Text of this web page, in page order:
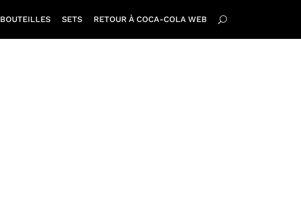
BOUTEILLES SETS RETOUR À COCA-COLA WEB